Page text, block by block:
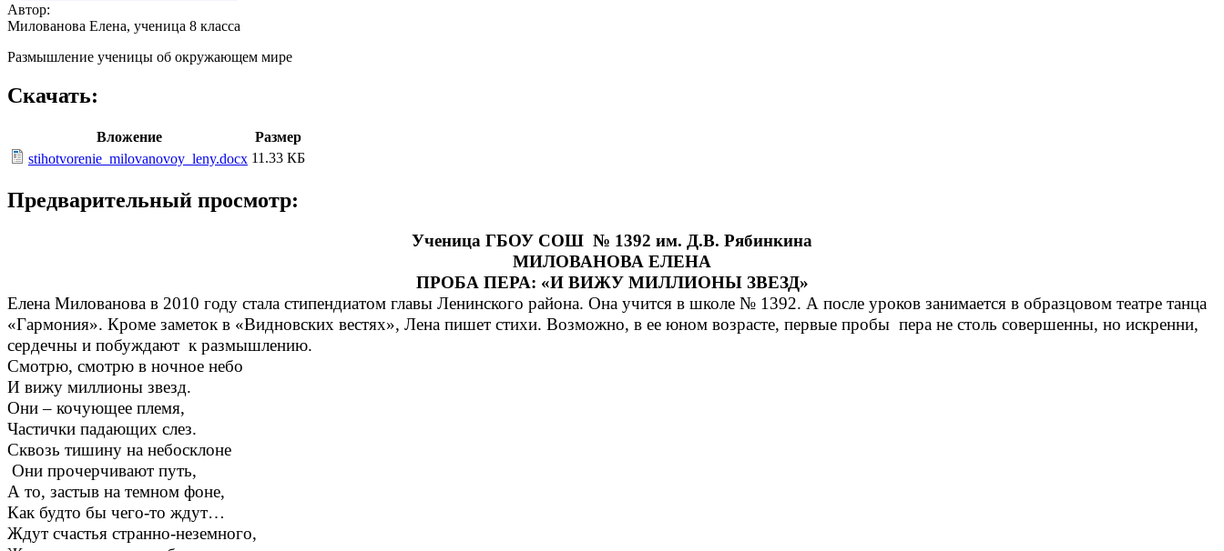
Автор:
Милованова Елена, ученица 8 класса
Размышление ученицы об окружающем мире
Скачать:
Вложение
Размер
stihotvorenie_milovanovoy_leny.docx 11.33 КБ
Предварительный просмотр:
Ученица ГБОУ СОШ № 1392 им. Д.В. Рябинкина
МИЛОВАНОВА ЕЛЕНА
ПРОБА ПЕРА: «И ВИЖУ МИЛЛИОНЫ ЗВЕЗД»
Елена Милованова в 2010 году стала стипендиатом главы Ленинского района. Она учится в школе № 1392. А после уроков занимается в образцовом театре танца
«Гармония». Кроме заметок в «Видновских вестях», Лена пишет стихи. Возможно, в ее юном возрасте, первые пробы пера не столь совершенны, но искренни,
сердечны и побуждают к размышлению.
Смотрю, смотрю в ночное небо
И вижу миллионы звезд.
Они – кочующее племя,
Частички падающих слез.
Сквозь тишину на небосклоне
Они прочерчивают путь,
А то, застыв на темном фоне,
Как будто бы чего-то ждут…
Ждут счастья странно-неземного,